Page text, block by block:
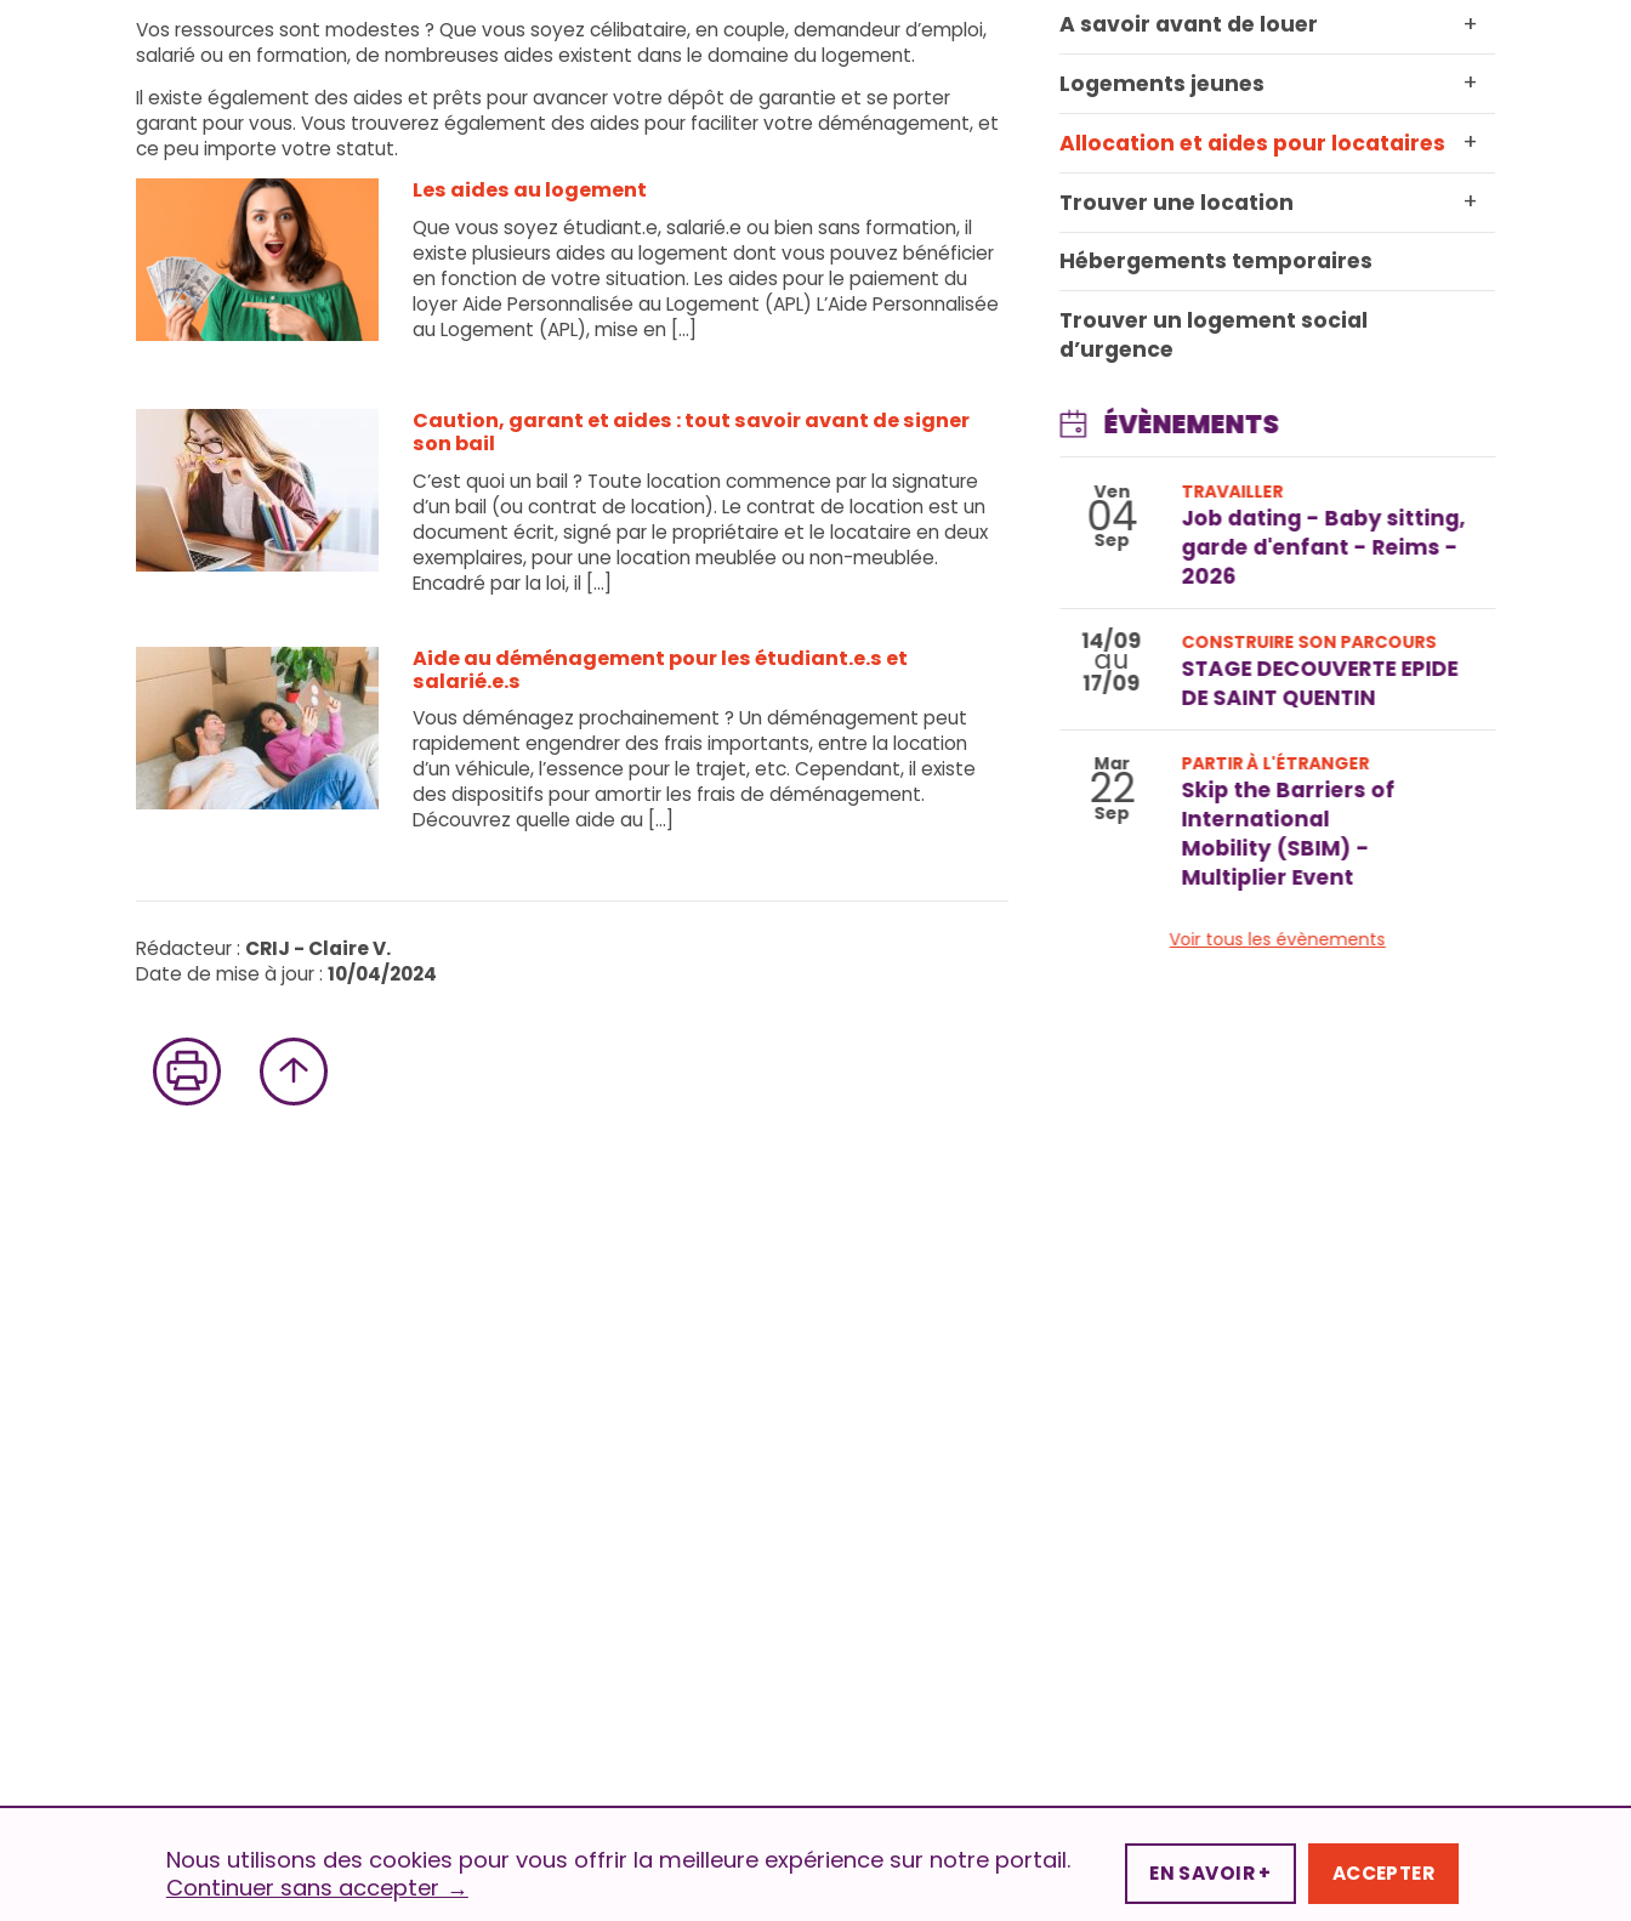
Vos ressources sont modestes ? Que vous soyez célibataire, en couple, demandeur d’emploi,
salarié ou en formation, de nombreuses aides existent dans le domaine du logement.
Il existe également des aides et prêts pour avancer votre dépôt de garantie et se porter
garant pour vous. Vous trouverez également des aides pour faciliter votre déménagement, et
ce peu importe votre statut.
Les aides au logement
Que vous soyez étudiant.e, salarié.e ou bien sans formation, il
existe plusieurs aides au logement dont vous pouvez bénéficier
en fonction de votre situation. Les aides pour le paiement du
loyer Aide Personnalisée au Logement (APL) L’Aide Personnalisée
au Logement (APL), mise en [...]
Info-
Jeunes
Est
Caution, garant et aides : tout savoir avant de signer
son bail
C’est quoi un bail ? Toute location commence par la signature
d’un bail (ou contrat de location). Le contrat de location est un
document écrit, signé par le propriétaire et le locataire en deux
exemplaires, pour une location meublée ou non-meublée.
Encadré par la loi, il [...]
2023
Info-
Grand-
Est
Aide au déménagement pour les étudiant.e.s et
salarié.e.s
Vous déménagez prochainement ? Un déménagement peut
rapidement engendrer des frais importants, entre la location
d’un véhicule, l’essence pour le trajet, etc. Cependant, il existe
des dispositifs pour amortir les frais de déménagement.
Découvrez quelle aide au [...]
Est
Rédacteur : CRIJ - Claire V.
Date de mise à jour : 10/04/2024
+
A savoir avant de louer
+
Logements jeunes
+
Allocation et aides pour locataires
+
Trouver une location
Hébergements temporaires
Trouver un logement social
d’urgence
ÉVÈNEMENTS
Ven
04
Sep
TRAVAILLER
Job dating - Baby sitting,
garde d'enfant - Reims -
2026
14/09
au
17/09
CONSTRUIRE SON PARCOURS
STAGE DECOUVERTE EPIDE
DE SAINT QUENTIN
Mar
22
Sep
PARTIR À L'ÉTRANGER
Skip the Barriers of
International
Mobility (SBIM) -
Multiplier Event
Voir tous les évènements
Nous utilisons des cookies pour vous offrir la meilleure expérience sur notre portail.
Continuer sans accepter→ EN SAVOIR + ACCEPTER